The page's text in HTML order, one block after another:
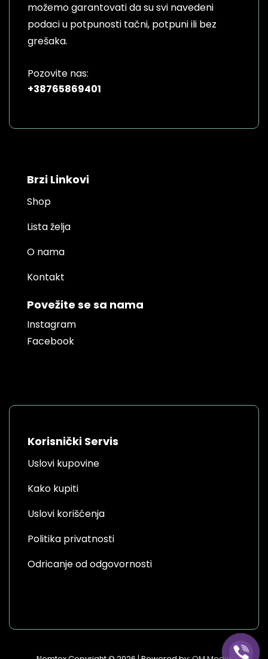
možemo garantovati da su svi navedeni
podaci u potpunosti tačni, potpuni ili bez
grešaka.
Pozovite nas:
+38765869401
Brzi Linkovi
Shop
Lista želja
O nama
Kontakt
Povežite se sa nama
Instagram
Facebook
Korisnički Servis
Uslovi kupovine
Kako kupiti
Uslovi korišćenja
Politika privatnosti
Odricanje od odgovornosti